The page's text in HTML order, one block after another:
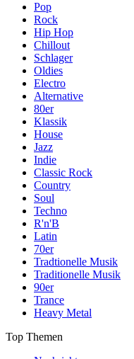
Pop
Rock
Hip Hop
Chillout
Schlager
Oldies
Electro
Alternative
80er
Klassik
House
Jazz
Indie
Classic Rock
Country
Soul
Techno
R'n'B
Latin
70er
Tradtionelle Musik
Traditionelle Musik
90er
Trance
Heavy Metal
Top Themen